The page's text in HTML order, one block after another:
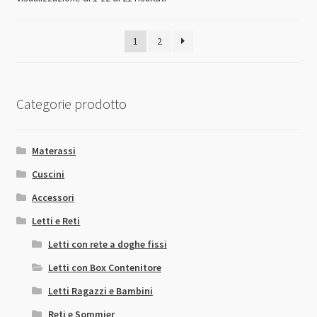
economico
1 2
Categorie prodotto
Materassi
Cuscini
Accessori
Letti e Reti
Letti con rete a doghe fissi
Letti con Box Contenitore
Letti Ragazzi e Bambini
Reti e Sommier